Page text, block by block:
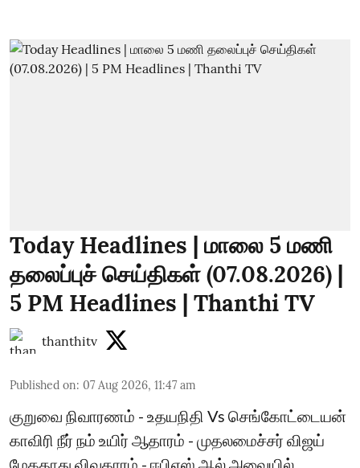
Today Headlines | மாலை 5 மணி
தலைப்புச் செய்திகள் (07.08.2026) |
5 PM Headlines | Thanthi TV
thanthitv
Published on: 07 Aug 2026, 11:47 am
குறுவை நிவாரணம் - உதயநிதி Vs செங்கோட்டையன்
காவிரி நீர் நம் உயிர் ஆதாரம் - முதலமைச்சர் விஜய்
மேகதாது விவகாரம் - ஈபிஎஸ் ஆல் அவையில்